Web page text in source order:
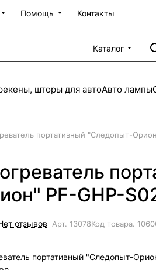
Помощь Контакты
Каталог
шторы для автоАвто лампы
портативный "Следопыт-
PF-GHP-
отзывов Арт. 13078Код товара.
портативный "Следопыт-